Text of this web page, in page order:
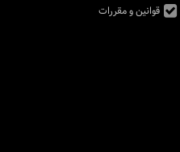
قوانین و مقررات